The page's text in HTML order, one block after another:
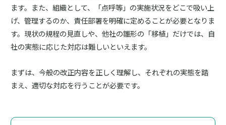
ます。また、組織として、「点呼等」の実施状況をどこで吸い上
げ、管理するのか、責任部署を明確に定めることが必要となりま
す。現状の規程の見直しや、他社の雛形の「移植」だけでは、自
社の実態に応じた対応は難しいといえます。
まずは、今般の改正内容を正しく理解し、それぞれの実態を踏
まえ、適切な対応を行うことが必要です。